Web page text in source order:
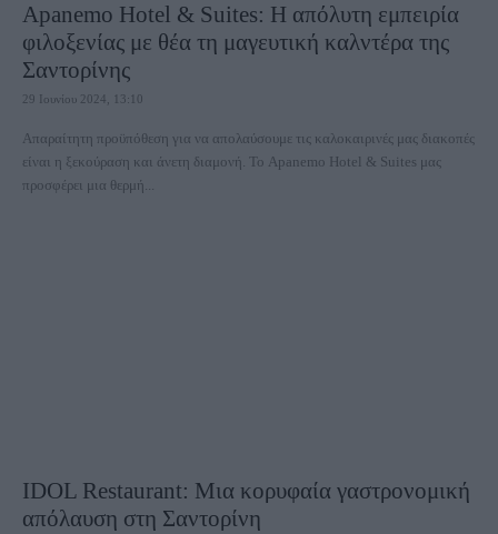
Apanemo Hotel & Suites: Η απόλυτη εμπειρία
φιλοξενίας με θέα τη μαγευτική καλντέρα της
Σαντορίνης
29 Ιουνίου 2024, 13:10
Απαραίτητη προϋπόθεση για να απολαύσουμε τις καλοκαιρινές μας διακοπές
είναι η ξεκούραση και άνετη διαμονή. Το Apanemo Hotel & Suites μας
προσφέρει μια θερμή...
IDOL Restaurant: Μια κορυφαία γαστρονομική
απόλαυση στη Σαντορίνη